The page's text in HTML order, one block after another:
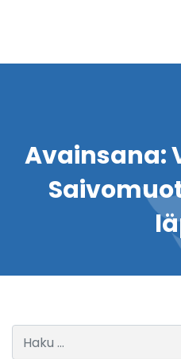
Avainsana:
Haku: